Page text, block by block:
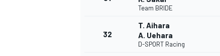
Team BRIDE
32
T. Aihara
A. Uehara
D-SPORT Racing